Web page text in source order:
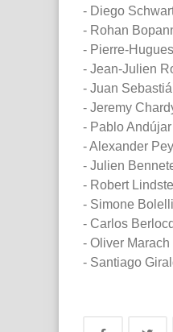
- Diego
- Rohan
- Pierre-
- Jean-Julien
- Juan
- Jeremy
- Pablo
- Alexander
- Julien
- Robert
- Simone
- Carlos
- Oliver
- Santiago